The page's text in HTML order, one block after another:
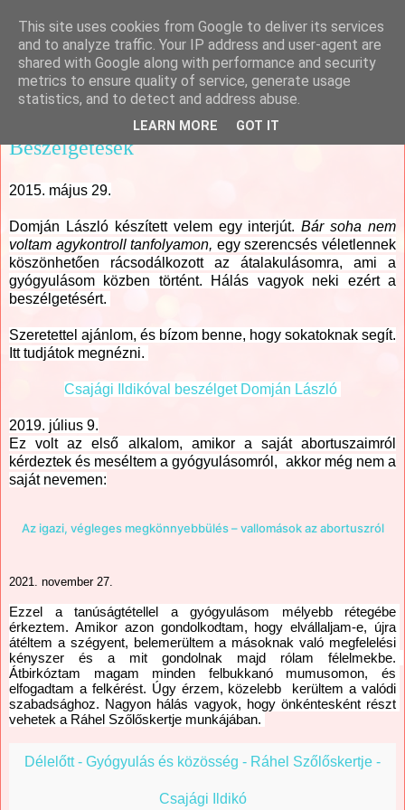
Csajági Ildikó - ÖrömKépek
Beszélgetések
2015. május 29.
Domján László készített velem egy interjút.Bár soha nem
voltam agykontroll tanfolyamon, egy szerencsés véletlennek
köszönhetően rácsodálkozott az átalakulásomra, ami a
gyógyulásom közben történt. Hálás vagyok neki ezért a
beszélgetésért.
Szeretettel ajánlom, és bízom benne, hogy sokatoknak segít.
Itt tudjátok megnézni.
Csajági Ildikóval beszélget Domján László
2019. július 9.
Ez volt az első alkalom, amikor a saját abortuszaimról
kérdeztek és meséltem a gyógyulásomról, akkor még nem a
saját nevemen:
Az igazi, végleges megkönnyebbülés – vallomások az abortuszról
2021. november 27.
Ezzel a tanúságtétellel a gyógyulásom mélyebb rétegébe
érkeztem. Amikor azon gondolkodtam, hogy elvállaljam-e, újra
átéltem a szégyent, belemerültem a másoknak való megfelelési
kényszer és a mit gondolnak majd rólam félelmekbe.
Átbirkóztam magam minden felbukkanó mumusomon, és
elfogadtam a felkérést. Úgy érzem, közelebb  kerültem a valódi
szabadsághoz. Nagyon hálás vagyok, hogy önkéntesként részt
vehetek a Ráhel Szőlőskertje munkájában.
Délelőtt - Gyógyulás és közösség - Ráhel Szőlőskertje -
Csajági Ildikó
This site uses cookies from Google to deliver its services
and to analyze traffic. Your IP address and user-agent are
shared with Google along with performance and security
metrics to ensure quality of service, generate usage
statistics, and to detect and address abuse.
LEARN MORE GOT IT